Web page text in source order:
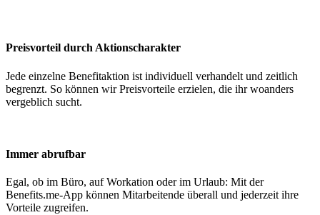
Preisvorteil durch Aktionscharakter
Jede einzelne Benefitaktion ist individuell verhandelt und zeitlich
begrenzt. So können wir Preisvorteile erzielen, die ihr woanders
vergeblich sucht.
Immer abrufbar
Egal, ob im Büro, auf Workation oder im Urlaub: Mit der
Benefits.me-App können Mitarbeitende überall und jederzeit ihre
Vorteile zugreifen.